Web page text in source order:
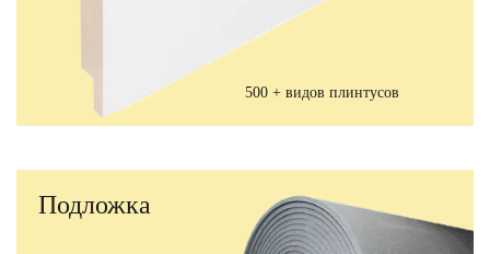
500 + видов плинтусов
Подложка